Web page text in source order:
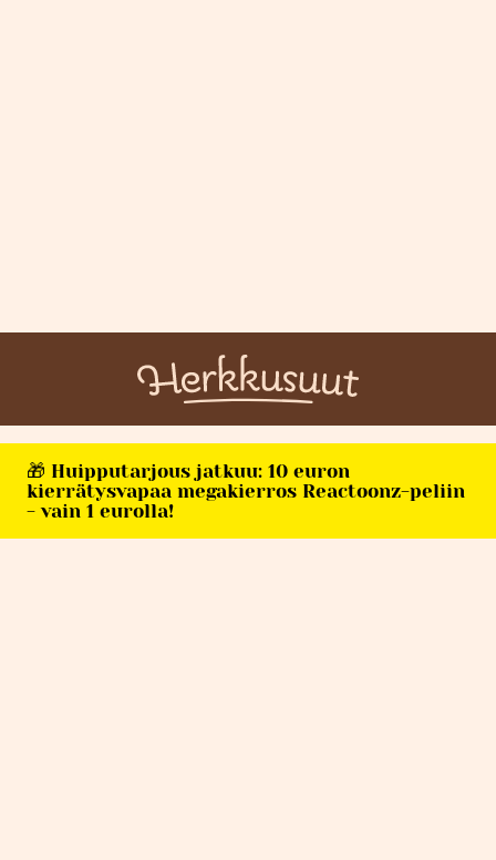
🎁 Huipputarjous jatkuu: 10 euron
kierrätysvapaa megakierros Reactoonz-peliin
- vain 1 eurolla!